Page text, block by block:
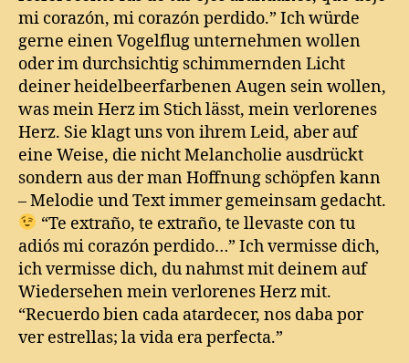
mi corazón, mi corazón perdido.” Ich würde
gerne einen Vogelflug unternehmen wollen
oder im durchsichtig schimmernden Licht
deiner heidelbeerfarbenen Augen sein wollen,
was mein Herz im Stich lässt, mein verlorenes
Herz. Sie klagt uns von ihrem Leid, aber auf
eine Weise, die nicht Melancholie ausdrückt
sondern aus der man Hoffnung schöpfen kann
– Melodie und Text immer gemeinsam gedacht.
“Te extraño, te extraño, te llevaste con tu
adiós mi corazón perdido…” Ich vermisse dich,
ich vermisse dich, du nahmst mit deinem auf
Wiedersehen mein verlorenes Herz mit.
“Recuerdo bien cada atardecer, nos daba por
ver estrellas; la vida era perfecta.”